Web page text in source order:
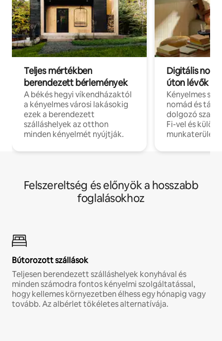
Teljes mértékben
berendezett bérlemények
A békés hegyi víkendházaktól
a kényelmes városi lakásokig
ezek a berendezett
szálláshelyek az otthon
minden kényelmét nyújtják.
Digitális
úton lévők
Kényelmes
nomád és
dolgozó
Fi-vel és külön
Felszereltség és előnyök a hosszabb
foglalásokhoz
Bútorozott szállások
Teljesen berendezett szálláshelyek konyhával és
minden számodra fontos kényelmi szolgáltatással,
hogy kellemes környezetben élhess egy hónapig vagy
tovább. Az albérlet tökéletes alternatívája.